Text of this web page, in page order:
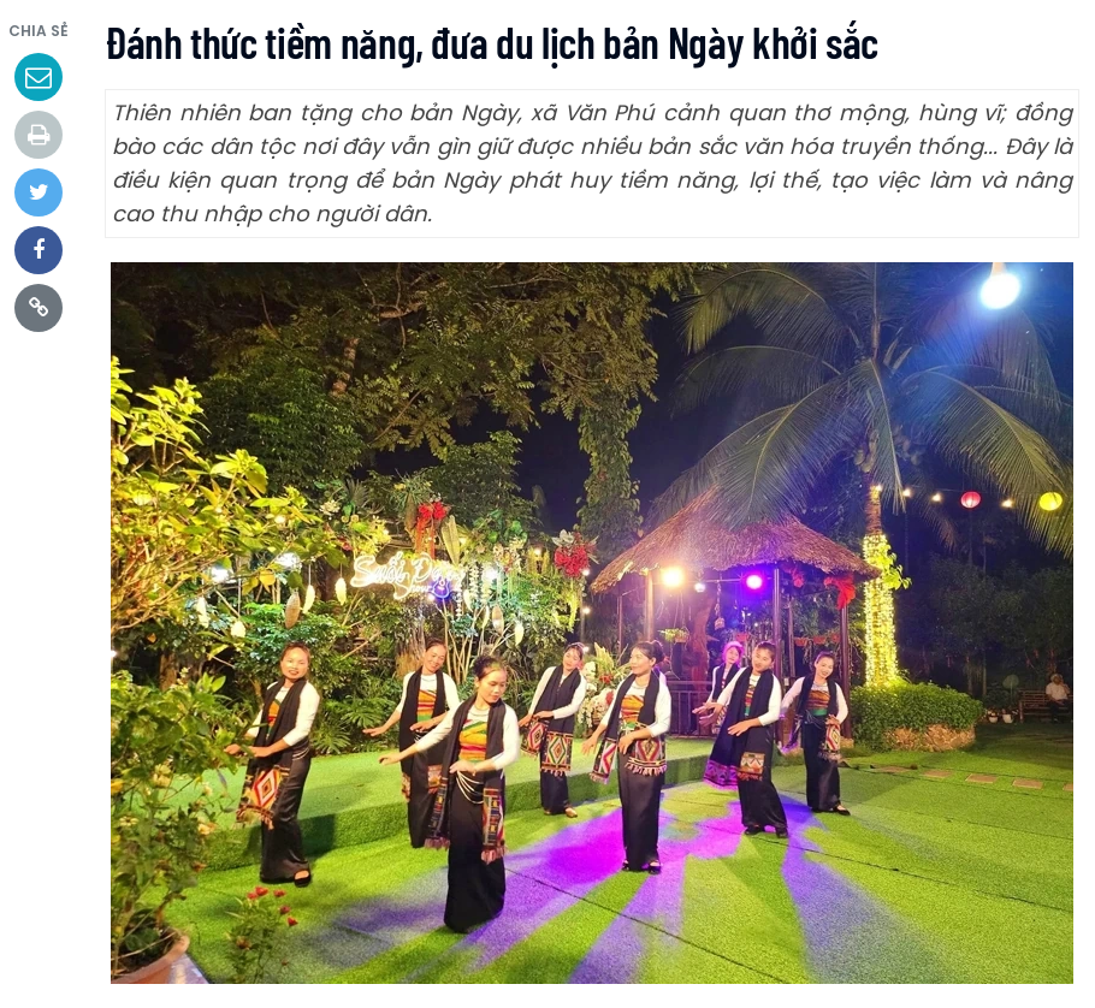
CHIA SẺ Đánh thức tiềm năng, đưa du lịch bản Ngày khởi sắc
Thiên nhiên ban tặng cho bản Ngày, xã Văn Phú cảnh quan thơ mộng, hùng vĩ; đồng
bào các dân tộc nơi đây vẫn gìn giữ được nhiều bản sắc văn hóa truyền thống... Đây là
điều kiện quan trọng để bản Ngày phát huy tiềm năng, lợi thế, tạo việc làm và nâng
cao thu nhập cho người dân.